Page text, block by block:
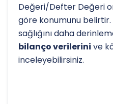
Değeri/Defter Değeri
göre konumunu
sağlığını daha
bilanço verilerini ve
inceleyebilirsiniz.
Hissenin uzun vadeli